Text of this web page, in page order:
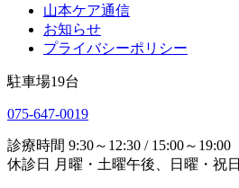
山本ケア通信
お知らせ
プライバシーポリシー
駐車場19台
075-647-0019
診療時間 9:30～12:30 / 15:00～19:00
休診日
月曜・土曜午後、日曜・祝日